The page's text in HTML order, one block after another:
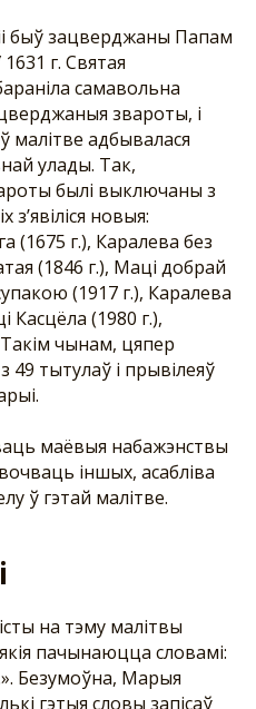
быў зацверджаны Папам
г. Святая
самавольна
звароты, і
малітве адбывалася
улады. Так,
былі выключаны з
з’явіліся новыя:
(1675 г.), Каралева без
(1846 г.), Маці добрай
(1917 г.), Каралева
Касцёла (1980 г.),
Такім чынам, цяпер
49 тытулаў і прывілеяў
маёвыя набажэнствы
іншых, асабліва
ў гэтай малітве.
на тэму малітвы
пачынаюцца словамі:
Безумоўна, Марыя
гэтыя словы запісаў